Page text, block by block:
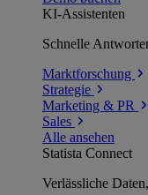
KI-Assistenten
Schnelle
Marktforschung
Strategie
Marketing & PR
Sales
Alle ansehen
Statista Connect
Verlässliche